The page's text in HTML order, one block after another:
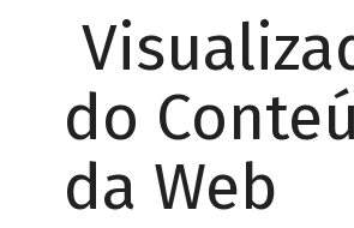
do
da Web